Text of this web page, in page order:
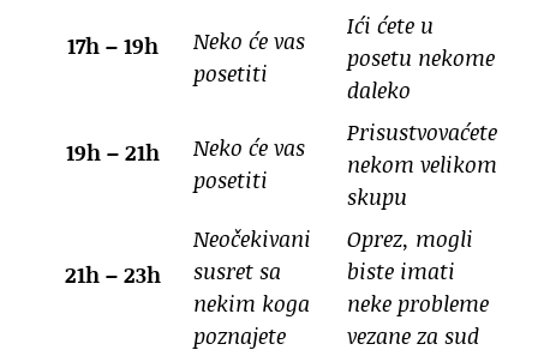
17h – 19h
Neko će vas
posetiti
Ići ćete u
posetu nekome
daleko
19h – 21h
Neko će vas
posetiti
Prisustvovaćete
nekom velikom
skupu
21h – 23h
Neočekivani
susret sa
nekim koga
poznajete
Oprez, mogli
biste imati
neke probleme
vezane za sud